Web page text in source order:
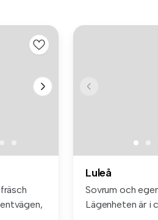
Luleå
Sovrum och
Lägenheten är i